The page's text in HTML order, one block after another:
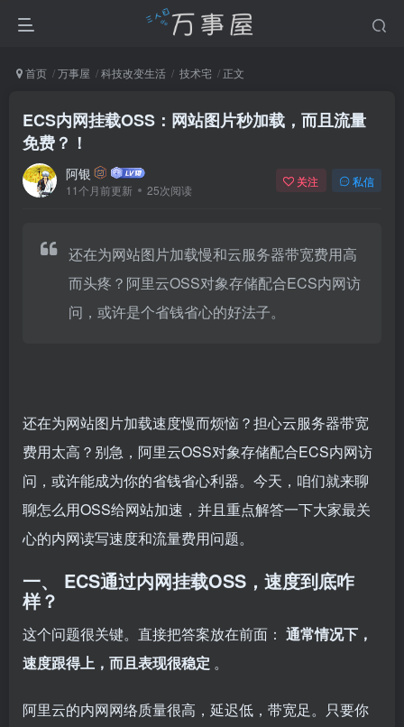
首页 万事屋 科技改变生活 技术宅 正文
ECS内网挂载OSS：网站图片秒加载，而且流量
免费？！
阿银
11个月前更新 25次阅读
关注 私信
还在为网站图片加载慢和云服务器带宽费用高
而头疼？阿里云OSS对象存储配合ECS内网访
问，或许是个省钱省心的好法子。
还在为网站图片加载速度慢而烦恼？担心云服务器带宽
费用太高？别急，阿里云OSS对象存储配合ECS内网访
问，或许能成为你的省钱省心利器。今天，咱们就来聊
聊怎么用OSS给网站加速，并且重点解答一下大家最关
心的内网读写速度和流量费用问题。
一、 ECS通过内网挂载OSS，速度到底咋
样？
这个问题很关键。直接把答案放在前面： 通常情况下，
速度跟得上，而且表现很稳定 。
阿里云的内网网络质量很高，延迟低，带宽足。只要你